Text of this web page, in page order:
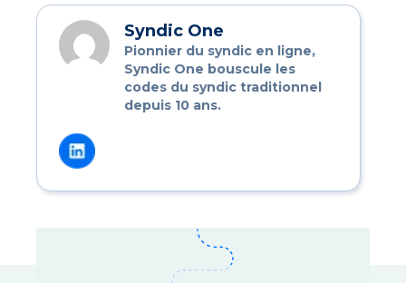
Syndic One
Pionnier du syndic en ligne,
Syndic One bouscule les
codes du syndic traditionnel
depuis 10 ans.